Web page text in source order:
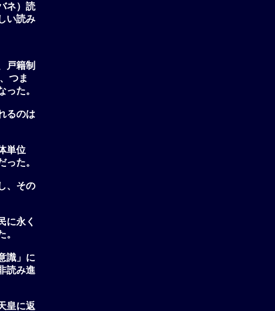
ネ）読
い読み
戸籍制
つま
た。
るのは
単位
た。
、その
に永く
。
識」に
読み進
皇に返